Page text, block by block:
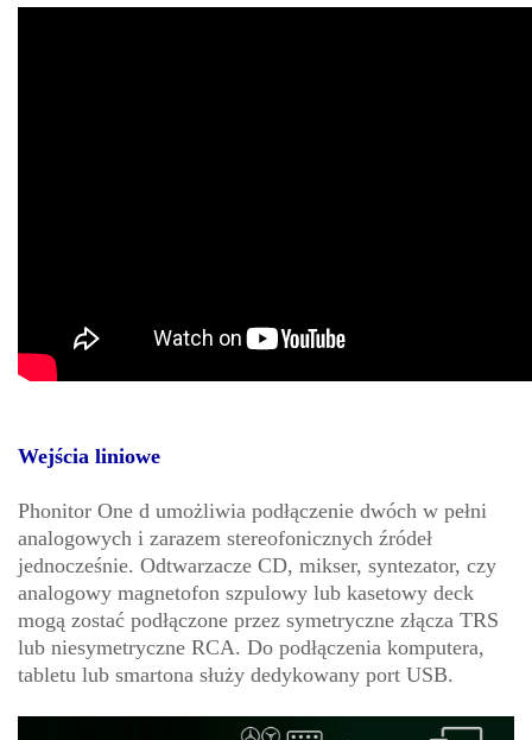
Wejścia liniowe
Phonitor One d umożliwia podłączenie dwóch w pełni
analogowych i zarazem stereofonicznych źródeł
jednocześnie. Odtwarzacze CD, mikser, syntezator, czy
analogowy magnetofon szpulowy lub kasetowy deck
mogą zostać podłączone przez symetryczne złącza TRS
lub niesymetryczne RCA. Do podłączenia komputera,
tabletu lub smartona służy dedykowany port USB.